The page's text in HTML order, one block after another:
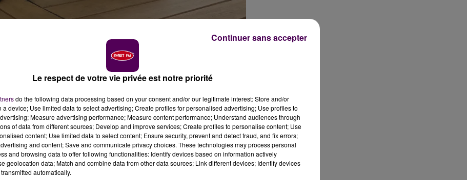
connue pour sa "1515" et sa "Gueule de Blois"
bière "Abbaye de Cornilly", un joyau patrimonial
Le respect de votre vie privée est notre priorité
do the following data processing based on your consent and/or our legitimate interest: Store and/or
a device; Use limited data to select advertising; Create profiles for personalised advertising; Use profiles to
Measure advertising performance; Measure content performance; Understand audiences through
of data from different sources; Develop and improve services; Create profiles to personalise content; Use
content; Use limited data to select content; Ensure security, prevent and detect fraud, and fix errors;
and content; Save and communicate privacy choices. These technologies may process personal
and browsing data to offer following functionalities: Identify devices based on information actively
geolocation data; Match and combine data from other data sources; Link different devices; Identify devices
automatically.
Continuer sans accepter